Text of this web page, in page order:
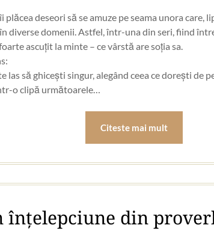
deseori să se amuze pe seama unora care,
diverse domenii. Astfel, într-una din seri, fiind
ascuțit la minte – ce vârstă are soția sa.
las să ghicești singur, alegând ceea ce dorești de
o clipă următoarele…
Citeste mai mult
înțelepciune din